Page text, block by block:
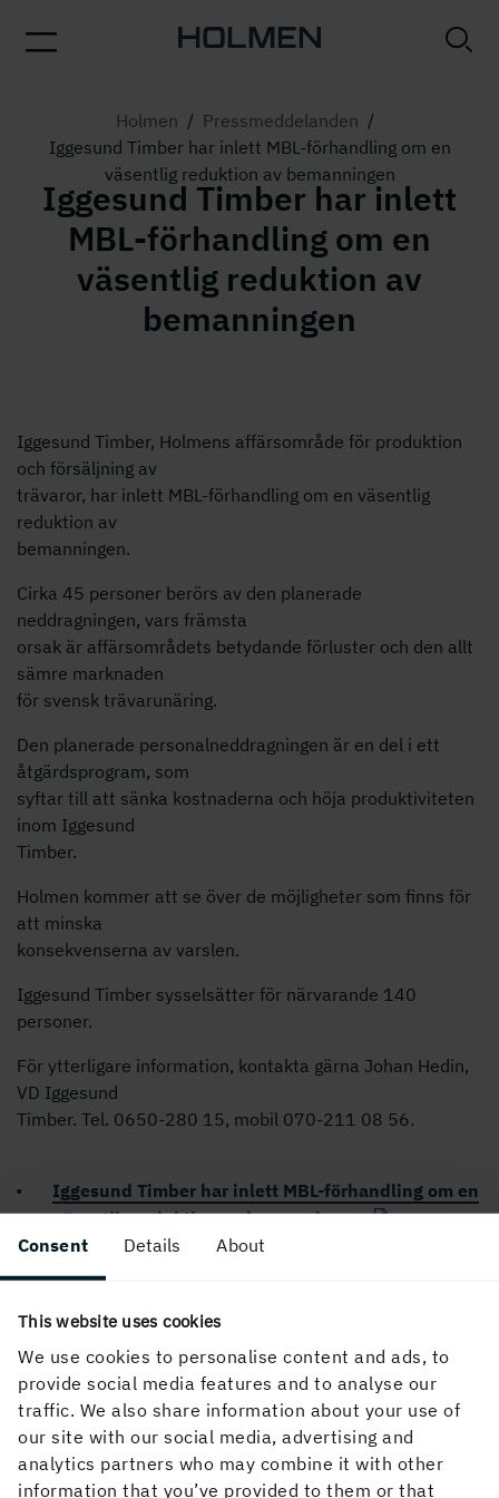
Consent Details About
This website uses cookies
We use cookies to personalise content and ads, to
provide social media features and to analyse our
traffic. We also share information about your use of
our site with our social media, advertising and
analytics partners who may combine it with other
information that you’ve provided to them or that
Holmen / Pressmeddelanden /
Iggesund Timber har inlett MBL-förhandling om en
väsentlig reduktion av bemanningen
Iggesund Timber har inlett
MBL-förhandling om en
väsentlig reduktion av
bemanningen
Iggesund Timber, Holmens affärsområde för produktion
och försäljning av
trävaror, har inlett MBL-förhandling om en väsentlig
reduktion av
bemanningen.
Cirka 45 personer berörs av den planerade
neddragningen, vars främsta
orsak är affärsområdets betydande förluster och den allt
sämre marknaden
för svensk trävarunäring.
Den planerade personalneddragningen är en del i ett
åtgärdsprogram, som
syftar till att sänka kostnaderna och höja produktiviteten
inom Iggesund
Timber.
Holmen kommer att se över de möjligheter som finns för
att minska
konsekvenserna av varslen.
Iggesund Timber sysselsätter för närvarande 140
personer.
För ytterligare information, kontakta gärna Johan Hedin,
VD Iggesund
Timber. Tel. 0650-280 15, mobil 070-211 08 56.
Iggesund Timber har inlett MBL-förhandling om en
väsentlig reduktion av bemanningen
PUBLICERAD